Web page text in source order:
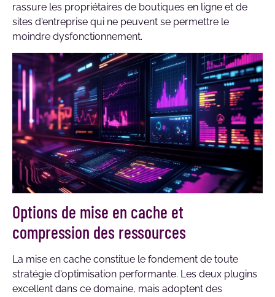
rassure les propriétaires de boutiques en ligne et de
sites d'entreprise qui ne peuvent se permettre le
moindre dysfonctionnement.
Options de mise en cache et
compression des ressources
La mise en cache constitue le fondement de toute
stratégie d'optimisation performante. Les deux plugins
excellent dans ce domaine, mais adoptent des